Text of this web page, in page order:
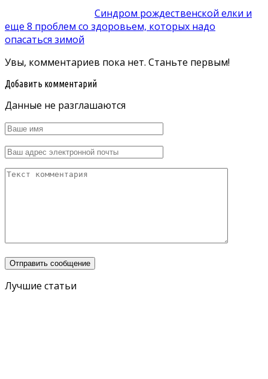
Синдром рождественской елки и
еще 8 проблем со здоровьем, которых надо
опасаться зимой
Увы, комментариев пока нет. Станьте первым!
Добавить комментарий
Данные не разглашаются
Лучшие статьи